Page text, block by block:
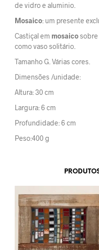
de vidro e aluminio.
Mosaico: um presente
Castiçal em mosaico
como vaso solitário.
Tamanho G. Várias cores.
Dimensões /unidade:
Altura: 30 cm
Largura: 6 cm
Profundidade: 6 cm
Peso:400 g